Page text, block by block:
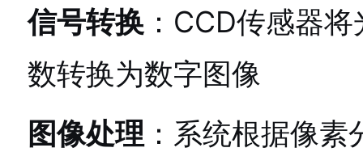
信号转换 ：CCD传感器
数转换为数字图像
图像处理 ：系统根据像